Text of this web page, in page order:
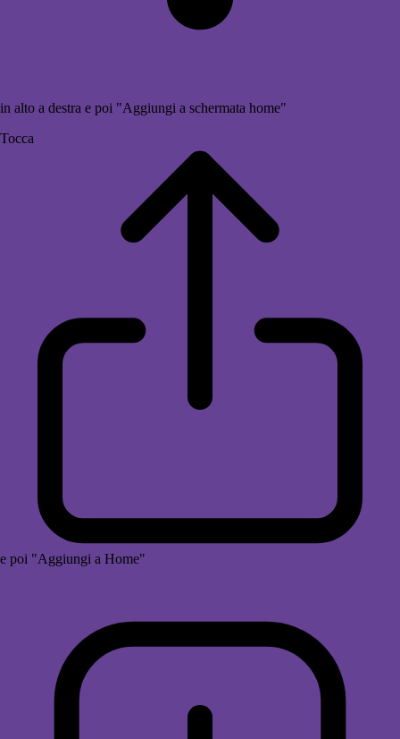
in alto a destra e poi "Aggiungi a schermata home"
Tocca
e poi "Aggiungi a Home"